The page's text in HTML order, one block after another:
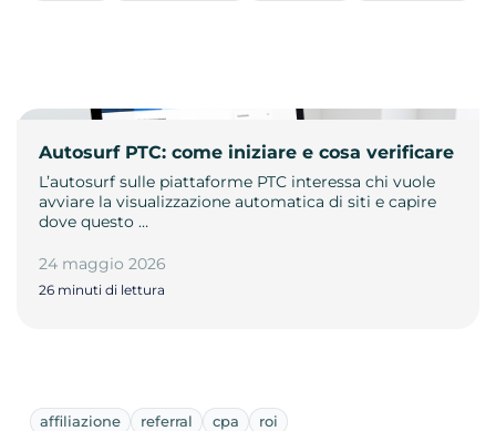
Autosurf PTC: come iniziare e cosa verificare
L’autosurf sulle piattaforme PTC interessa chi vuole
avviare la visualizzazione automatica di siti e capire
dove questo …
24 maggio 2026
26 minuti di lettura
affiliazione referral cpa roi